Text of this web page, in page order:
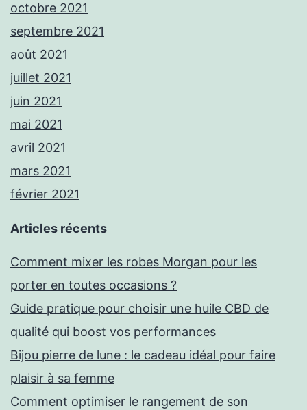
octobre 2021
septembre 2021
août 2021
juillet 2021
juin 2021
mai 2021
avril 2021
mars 2021
février 2021
Articles récents
Comment mixer les robes Morgan pour les
porter en toutes occasions ?
Guide pratique pour choisir une huile CBD de
qualité qui boost vos performances
Bijou pierre de lune : le cadeau idéal pour faire
plaisir à sa femme
Comment optimiser le rangement de son